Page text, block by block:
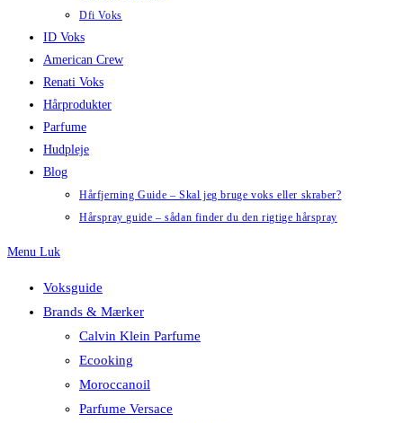
Dfi Voks
ID Voks
American Crew
Renati Voks
Hårprodukter
Parfume
Hudpleje
Blog
Hårfjerning Guide – Skal jeg bruge voks eller skraber?
Hårspray guide – sådan finder du den rigtige hårspray
Menu Luk
Voksguide
Brands & Mærker
Calvin Klein Parfume
Ecooking
Moroccanoil
Parfume Versace